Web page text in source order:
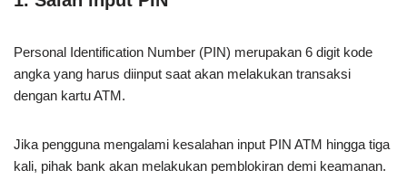
Personal Identification Number (PIN) merupakan 6 digit kode
angka yang harus diinput saat akan melakukan transaksi
dengan kartu ATM.
Jika pengguna mengalami kesalahan input PIN ATM hingga tiga
kali, pihak bank akan melakukan pemblokiran demi keamanan.